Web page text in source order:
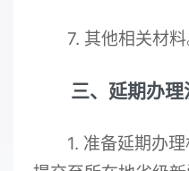
7. 其他相关材料
三、延期办理
1. 准备延期办